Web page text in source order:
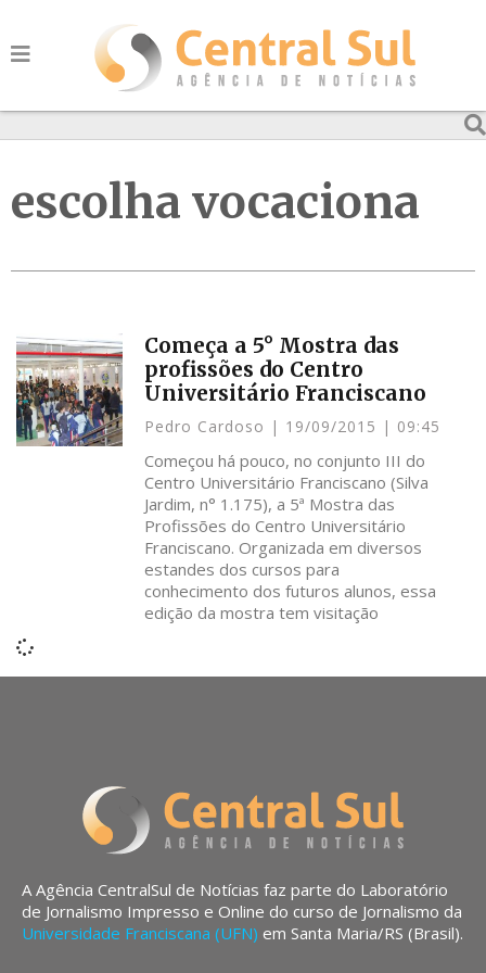
escolha vocaciona
Começa a 5° Mostra das
profissões do Centro
Universitário Franciscano
Pedro Cardoso 19/09/2015 09:45
Começou há pouco, no conjunto III do
Centro Universitário Franciscano (Silva
Jardim, n° 1.175), a 5ª Mostra das
Profissões do Centro Universitário
Franciscano. Organizada em diversos
estandes dos cursos para
conhecimento dos futuros alunos, essa
edição da mostra tem visitação
A Agência CentralSul de Notícias faz parte do Laboratório
de Jornalismo Impresso e Online do curso de Jornalismo da
Universidade Franciscana (UFN) em Santa Maria/RS (Brasil).